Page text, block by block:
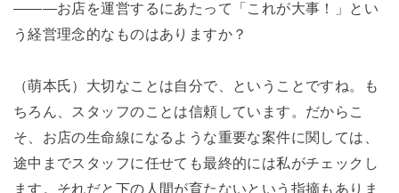
―――お店を運営するにあたって「これが大事！」とい
う経営理念的なものはありますか？
（萌本氏）大切なことは自分で、ということですね。も
ちろん、スタッフのことは信頼しています。だからこ
そ、お店の生命線になるような重要な案件に関しては、
途中までスタッフに任せても最終的には私がチェックし
ます。それだと下の人間が育たないという指摘もありま